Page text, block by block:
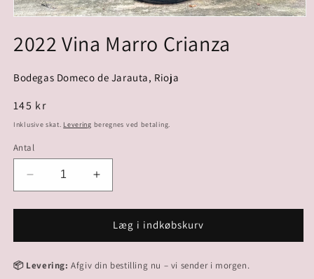
2022 Vina Marro Crianza
Bodegas Domeco de Jarauta, Rioja
Normalpris
145 kr
Inklusive skat. Levering beregnes ved betaling.
Antal
Reducer
antallet
for
Vina
Crianza
Øg
antallet
for
2022
Vina
Crianza
Læg i indkøbskurv
📦 Levering:Afgiv din bestilling nu – vi sender i morgen.